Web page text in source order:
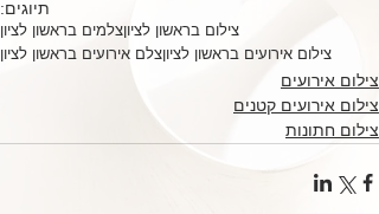
תיוגים:
צילום בראשון לציוןצלמים בראשון לציון
צילום אירועים בראשון לציוןצלם אירועים בראשון לציון
צילום אירועים
צילום אירועים קטנים
צילום חתונות